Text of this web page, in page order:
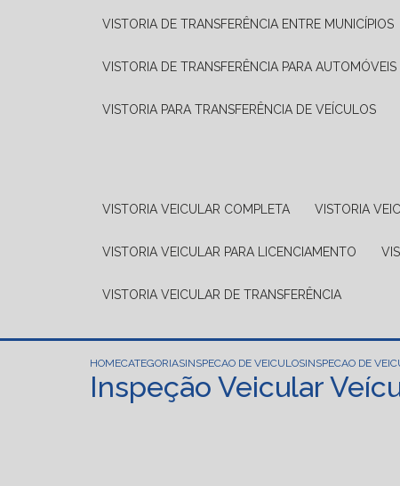
VISTORIA DE TRANSFERÊNCIA ENTRE MUNICÍPIOS
VISTORIA DE TRANSFERÊNCIA PARA AUTOMÓVEIS
VISTORIA PARA TRANSFERÊNCIA DE VEÍCULOS
VISTORIA VEICULAR COMPLETA VISTORIA
VISTORIA VEICULAR PARA LICENCIAMENTO
VISTORIA VEICULAR DE TRANSFERÊNCIA
HOMECATEGORIASINSPECAO DE VEICULOSINSPECAO DE
Inspeção Veicular